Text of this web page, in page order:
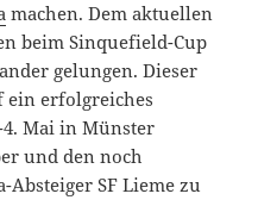
machen. Dem aktuellen
beim Sinquefield-Cup
gelungen. Dieser
ein erfolgreiches
Mai in Münster
und den noch
SF Lieme zu